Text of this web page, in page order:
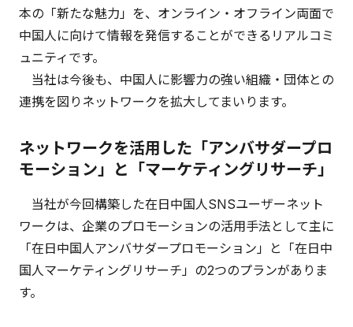
本の「新たな魅力」を、オンライン・オフライン両面で
中国人に向けて情報を発信することができるリアルコミ
ュニティです。
当社は今後も、中国人に影響力の強い組織・団体との
連携を図りネットワークを拡大してまいります。
ネットワークを活用した「アンバサダープロ
モーション」と「マーケティングリサーチ」
当社が今回構築した在日中国人SNSユーザーネット
ワークは、企業のプロモーションの活用手法として主に
「在日中国人アンバサダープロモーション」と「在日中
国人マーケティングリサーチ」の2つのプランがありま
す。